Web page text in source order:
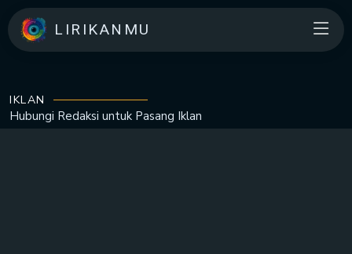
LIRIKANMU
IKLAN
Hubungi Redaksi untuk Pasang Iklan